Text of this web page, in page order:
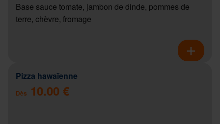
Base sauce tomate, jambon de dinde, pommes de
terre, chèvre, fromage
Pizza hawaïenne
Dès 10.00 €